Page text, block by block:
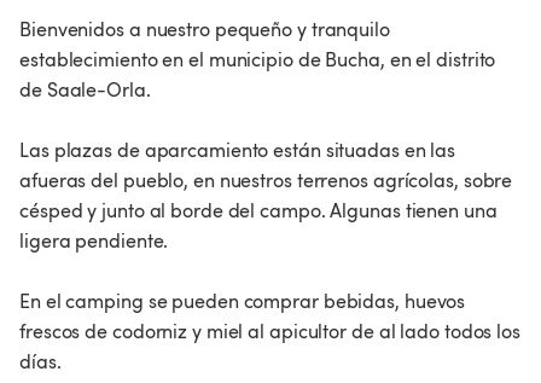
Bienvenidos a nuestro pequeño y tranquilo
establecimiento en el municipio de Bucha, en el distrito
de Saale-Orla.
Las plazas de aparcamiento están situadas en las
afueras del pueblo, en nuestros terrenos agrícolas, sobre
césped y junto al borde del campo. Algunas tienen una
ligera pendiente.
En el camping se pueden comprar bebidas, huevos
frescos de codorniz y miel al apicultor de al lado todos los
días.